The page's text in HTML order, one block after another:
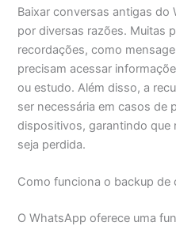
Baixar conversas antigas do
por diversas razões. Muitas
recordações, como
precisam acessar
ou estudo. Além disso, a
ser necessária em casos de
dispositivos, garantindo que
seja perdida.
Como funciona o backup
O WhatsApp oferece uma